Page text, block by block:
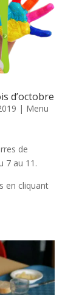
d’octobre
| Menu
de
7 au 11.
en cliquant